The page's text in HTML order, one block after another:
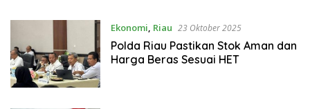
Ekonomi, Riau 23 Oktober 2025
Polda Riau Pastikan Stok Aman dan
Harga Beras Sesuai HET